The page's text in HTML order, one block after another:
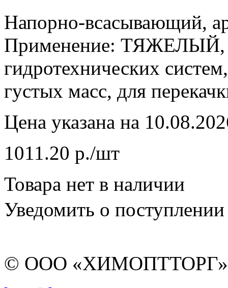
Напорно-всасывающий,
Применение: ТЯЖЕЛЫЙ,
гидротехнических
густых масс, для
Цена указана на
1011.20 р./шт
Товара нет в наличии
Уведомить о поступлении
© ООО